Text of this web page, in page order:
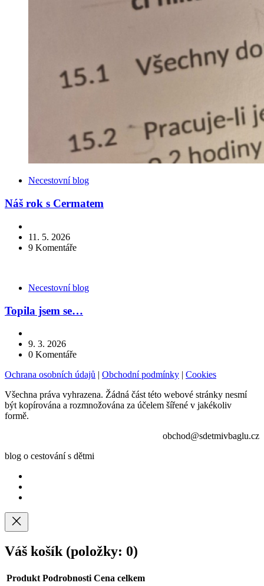
KategorieNecestovní blog
Náš rok s Cermatem
11. 5. 2026
9 Komentáře
KategorieNecestovní blog
Topila jsem se…
9. 3. 2026
0 Komentáře
Ochrana osobních údajů | Obchodní podmínky | Cookies
Všechna práva vyhrazena. Žádná část této webové stránky nesmí
být kopírována a rozmnožována za účelem šířené v jakékoliv
formě.
obchod@sdetmivbaglu.cz
blog o cestování s dětmi
Váš košík (položky: 0)
Produkt Podrobnosti Cena celkem